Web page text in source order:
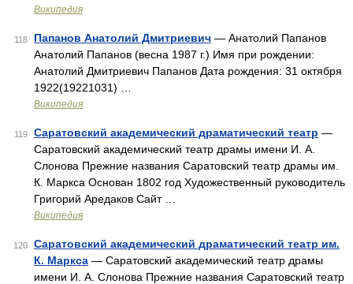
Википедия
118 Папанов Анатолий Дмитриевич — Анатолий Папанов
Анатолий Папанов (весна 1987 г.) Имя при рождении:
Анатолий Дмитриевич Папанов Дата рождения: 31 октября
1922(19221031) …
Википедия
119 Саратовский академический драматический театр —
Саратовский академический театр драмы имени И. А.
Слонова Прежние названия Саратовский театр драмы им.
К. Маркса Основан 1802 год Художественный руководитель
Григорий Аредаков Сайт …
Википедия
120
Саратовский академический драматический театр им.
К. Маркса — Саратовский академический театр драмы
имени И. А. Слонова Прежние названия Саратовский театр